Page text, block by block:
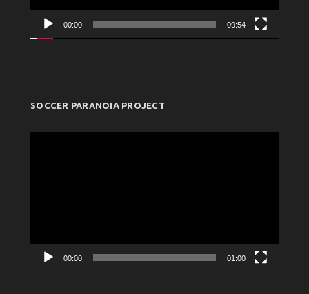
00:00 09:54
SOCCER PARANOIA PROJECT
00:00 01:00